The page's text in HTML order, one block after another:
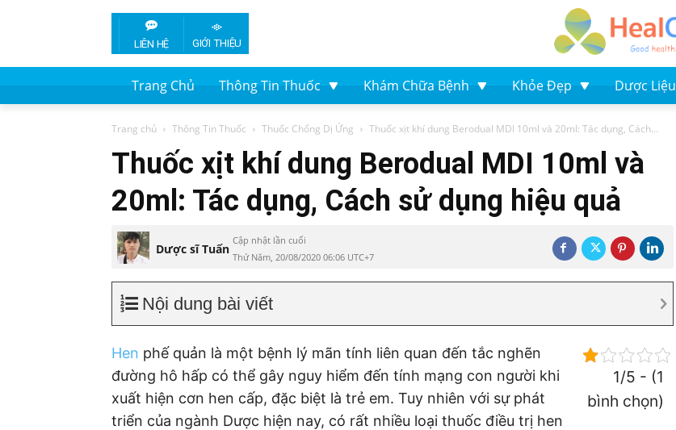
LIÊN HỆ GIỚI THIỆU
Trang Chủ Thông Tin Thuốc Khám Chữa Bệnh Khỏe Đẹp Dược Liệu
Trang chủ Thông Tin Thuốc Thuốc Chống Dị Ứng Thuốc xịt khí dung Berodual MDI 10ml và 20ml: Tác dụng, Cách...
Thuốc xịt khí dung Berodual MDI 10ml và
20ml: Tác dụng, Cách sử dụng hiệu quả
Dược sĩ Tuấn
Cập nhật lần cuối
Thứ Năm, 20/08/2020 06:06 UTC+7
Nội dung bài viết
1/5 - (1
bình chọn)
Hen phế quản là một bệnh lý mãn tính liên quan đến tắc nghẽn
đường hô hấp có thể gây nguy hiểm đến tính mạng con người khi
xuất hiện cơn hen cấp, đặc biệt là trẻ em. Tuy nhiên với sự phát
triển của ngành Dược hiện nay, có rất nhiều loại thuốc điều trị hen